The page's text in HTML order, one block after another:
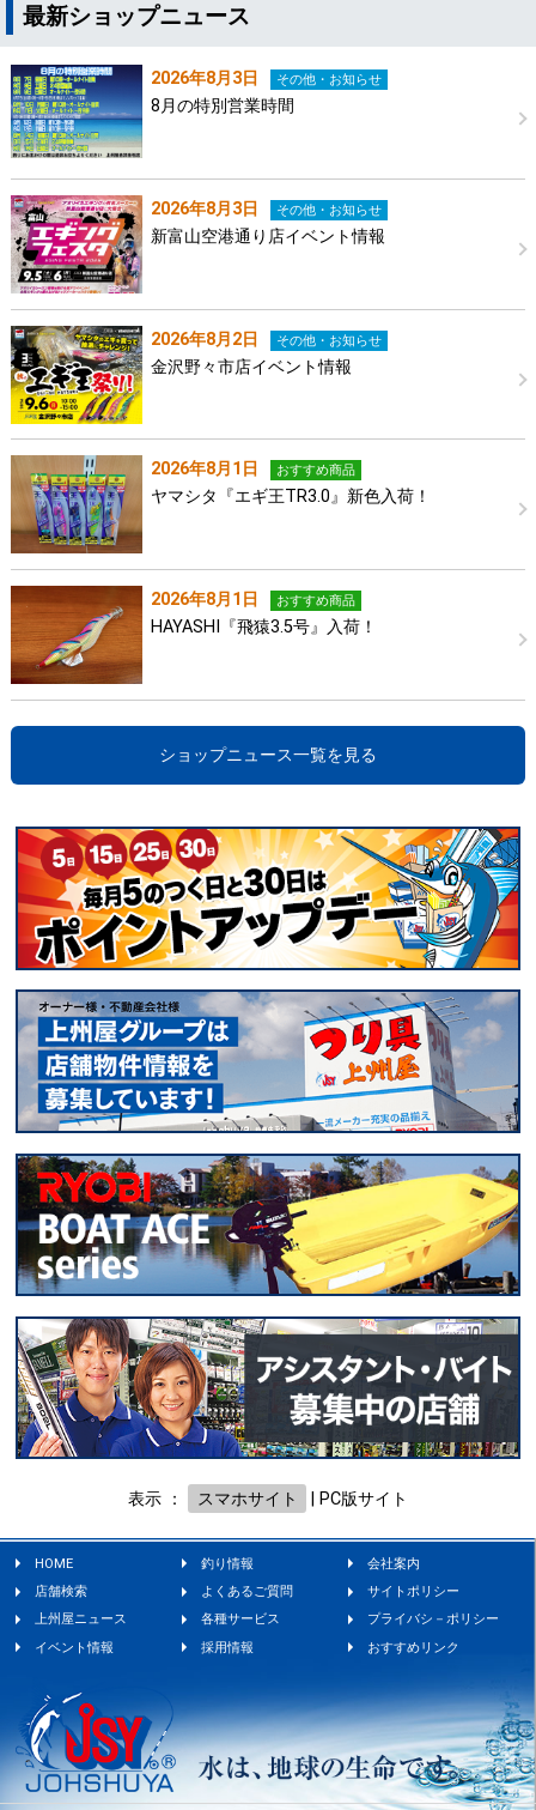
最新ショップニュース
2026年8月3日 その他・お知らせ
8月の特別営業時間
2026年8月3日 その他・お知らせ
新富山空港通り店イベント情報
2026年8月2日 その他・お知らせ
金沢野々市店イベント情報
2026年8月1日 おすすめ商品
ヤマシタ『エギ王TR3.0』新色入荷！
2026年8月1日 おすすめ商品
HAYASHI『飛猿3.5号』入荷！
ショップニュース一覧を見る
表示 ： スマホサイト PC版サイト
HOME 釣り情報
会社案内
店舗検索
よくあるご質問
サイトポリシー
上州屋ニュース
各種サービス
プライバシ－ポリシー
イベント情報
採用情報 おすすめリンク